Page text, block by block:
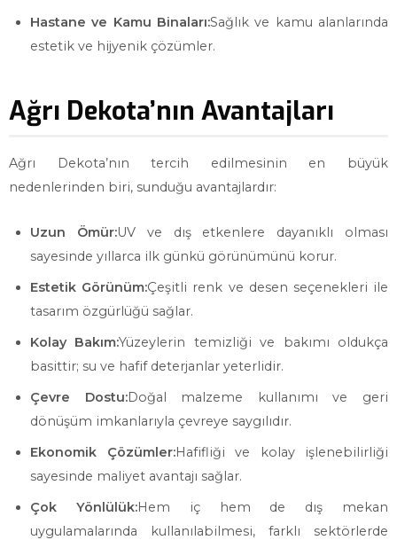
Hastane ve Kamu Binaları:Sağlık ve kamu alanlarında
estetik ve hijyenik çözümler.
Ağrı Dekota’nın Avantajları
Ağrı Dekota’nın tercih edilmesinin en büyük
nedenlerinden biri, sunduğu avantajlardır:
Uzun Ömür:UV ve dış etkenlere dayanıklı olması
sayesinde yıllarca ilk günkü görünümünü korur.
Estetik Görünüm:Çeşitli renk ve desen seçenekleri ile
tasarım özgürlüğü sağlar.
Kolay Bakım:Yüzeylerin temizliği ve bakımı oldukça
basittir; su ve hafif deterjanlar yeterlidir.
Çevre Dostu:Doğal malzeme kullanımı ve geri
dönüşüm imkanlarıyla çevreye saygılıdır.
Ekonomik Çözümler:Hafifliği ve kolay işlenebilirliği
sayesinde maliyet avantajı sağlar.
Çok Yönlülük:Hem iç hem de dış mekan
uygulamalarında kullanılabilmesi, farklı sektörlerde